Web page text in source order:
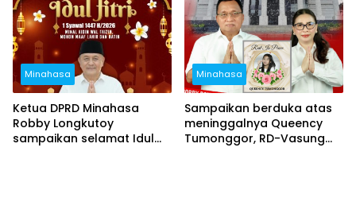
Ketenegakerjaan
Minahasa
Ketua DPRD Minahasa
Robby Longkutoy
sampaikan selamat Idul
Minahasa
Sampaikan berduka atas
meninggalnya Queency
Tumonggor, RD-Vasung